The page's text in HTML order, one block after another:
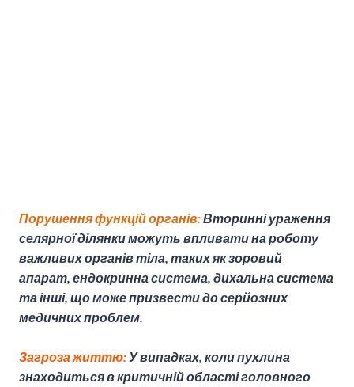
Порушення функцій органів:Вторинні ураження
селярної ділянки можуть впливати на роботу
важливих органів тіла, таких як зоровий
апарат, ендокринна система, дихальна система
та інші, що може призвести до серйозних
медичних проблем.
Загроза життю:У випадках, коли пухлина
знаходиться в критичній області головного